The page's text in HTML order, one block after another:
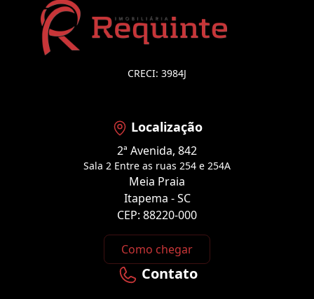
CRECI: 3984J
Localização
2ª Avenida, 842
Sala 2 Entre as ruas 254 e 254A
Meia Praia
Itapema - SC
CEP: 88220-000
Como chegar
Contato